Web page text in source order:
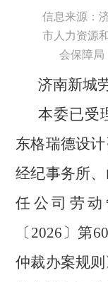
信息来源：
市人力资源
会保障局
济南新城
本委已受
东格瑞德设计
经纪事务所
任公司 劳动
〔 2026 〕第
仲裁办案规则